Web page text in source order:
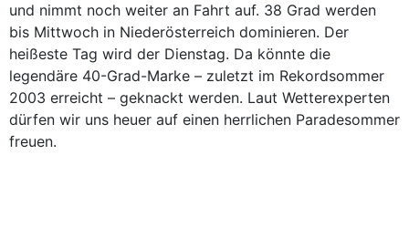
und nimmt noch weiter an Fahrt auf. 38 Grad werden
bis Mittwoch in Niederösterreich dominieren. Der
heißeste Tag wird der Dienstag. Da könnte die
legendäre 40-Grad-Marke – zuletzt im Rekordsommer
2003 erreicht – geknackt werden. Laut Wetterexperten
dürfen wir uns heuer auf einen herrlichen Paradesommer
freuen.